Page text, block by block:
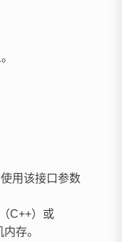
用该接口参数
（C++）或
存。